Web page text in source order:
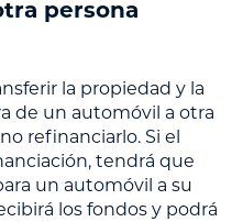
persona
la propiedad y la
de un automóvil a otra
refinanciarlo. Si el
tendrá que
un automóvil a su
los fondos y podrá